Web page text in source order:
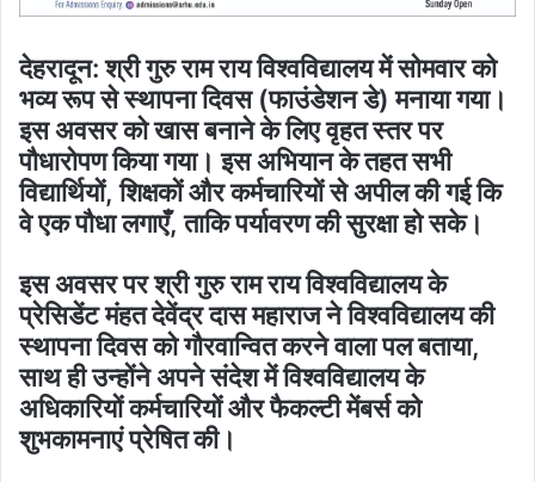
देहरादून: श्री गुरु राम राय विश्वविद्यालय में सोमवार को
भव्य रूप से स्थापना दिवस (फाउंडेशन डे) मनाया गया।
इस अवसर को खास बनाने के लिए वृहत स्तर पर
पौधारोपण किया गया। इस अभियान के तहत सभी
विद्यार्थियों, शिक्षकों और कर्मचारियों से अपील की गई कि
वे एक पौधा लगाएँ, ताकि पर्यावरण की सुरक्षा हो सके।
इस अवसर पर श्री गुरु राम राय विश्वविद्यालय के
प्रेसिडेंट मंहत देवेंद्र दास महाराज ने विश्वविद्यालय की
स्थापना दिवस को गौरवान्वित करने वाला पल बताया,
साथ ही उन्होंने अपने संदेश में विश्वविद्यालय के
अधिकारियों कर्मचारियों और फैकल्टी मेंबर्स को
शुभकामनाएं प्रेषित की।